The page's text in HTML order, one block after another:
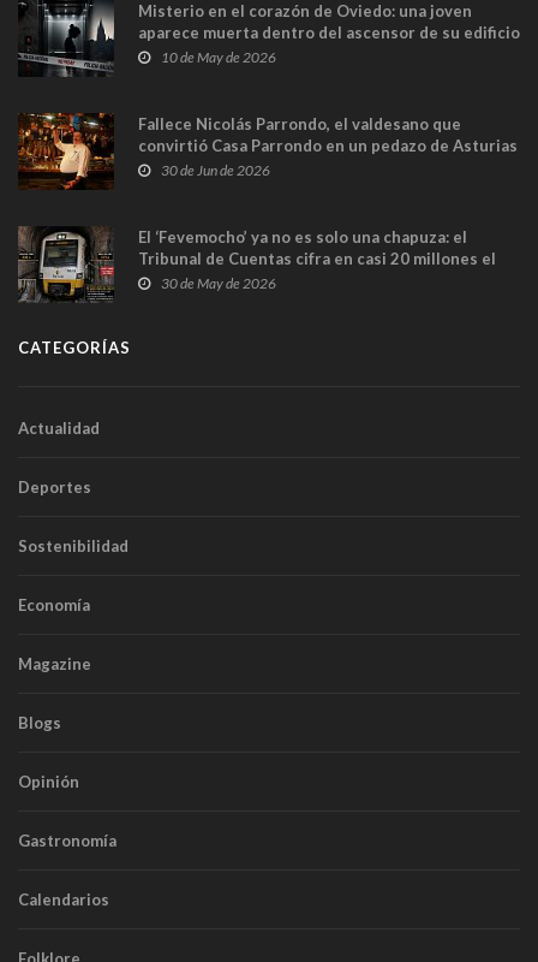
Misterio en el corazón de Oviedo: una joven
aparece muerta dentro del ascensor de su edificio
y las cámaras captan sus últimos minutos
10 de May de 2026
Fallece Nicolás Parrondo, el valdesano que
convirtió Casa Parrondo en un pedazo de Asturias
en Madrid
30 de Jun de 2026
El ‘Fevemocho’ ya no es solo una chapuza: el
Tribunal de Cuentas cifra en casi 20 millones el
sobrecoste de los trenes que no cabían por los
30 de May de 2026
CATEGORÍAS
Actualidad
Deportes
Sostenibilidad
Economía
Magazine
Blogs
Opinión
Gastronomía
Calendarios